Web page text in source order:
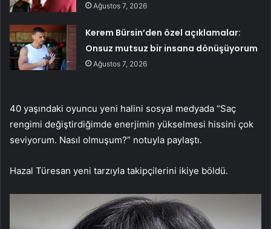
Ağustos 7, 2026
Kerem Bürsin’den özel açıklamalar:
Onsuz mutsuz bir insana dönüşüyorum
Ağustos 7, 2026
40 yaşındaki oyuncu yeni halini sosyal medyada “Saç
rengimi değiştirdiğimde enerjimin yükselmesi hissini çok
seviyorum. Nasıl olmuşum?” notuyla paylaştı.
Hazal Türesan yeni tarzıyla takipçilerini ikiye böldü.